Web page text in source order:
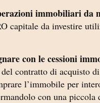
immobiliari da
capitale da investire
con le cessioni
contratto di acquisto
l’immobile per
con una piccola